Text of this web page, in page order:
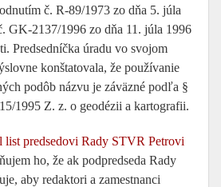
č. R-89/1973 zo dňa 5. júla
GK-2137/1996 zo dňa 11. júla 1996
Predsedníčka úradu vo svojom
konštatovala, že používanie
podôb názvu je záväzné podľa §
1995 Z. z. o geodézii a kartografii.
list predsedovi Rady STVR Petrovi
ho, že ak podpredseda Rady
aby redaktori a zamestnanci